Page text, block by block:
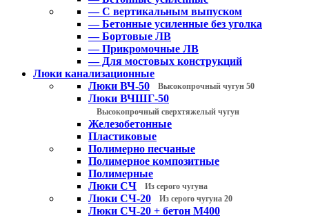
— С вертикальным выпуском
— Бетонные усиленные без уголка
— Бортовые ЛВ
— Прикромочные ЛВ
— Для мостовых конструкций
Люки канализационные
Люки ВЧ-50
Высокопрочный чугун 50
Люки ВЧШГ-50
Высокопрочный сверхтяжелый чугун
Железобетонные
Пластиковые
Полимерно песчаные
Полимерное композитные
Полимерные
Люки СЧ
Из серого чугуна
Люки СЧ-20 Из серого чугуна 20
Люки СЧ-20 + бетон М400